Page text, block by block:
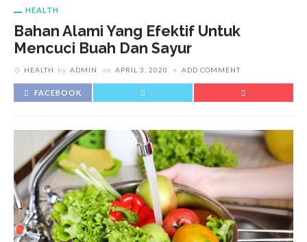
HEALTH
Bahan Alami Yang Efektif Untuk
Mencuci Buah Dan Sayur
HEALTH by ADMIN on APRIL 3, 2020 ADD COMMENT
FACEBOOK